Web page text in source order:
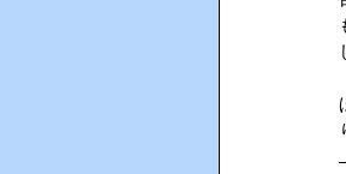
TOPお
AIインカ